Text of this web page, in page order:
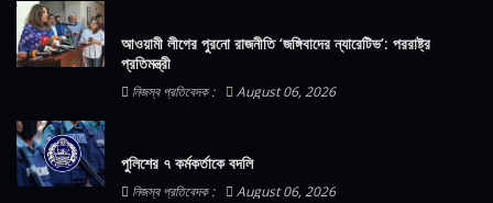
আওয়ামী লীগের পুরনো রাজনীতি ‘জঙ্গিবাদের ন্যারেটিভ’: পররাষ্ট্র
প্রতিমন্ত্রী
নিজস্ব প্রতিবেদক : August 06, 2026
পুলিশের ৭ কর্মকর্তাকে বদলি
নিজস্ব প্রতিবেদক : August 06, 2026